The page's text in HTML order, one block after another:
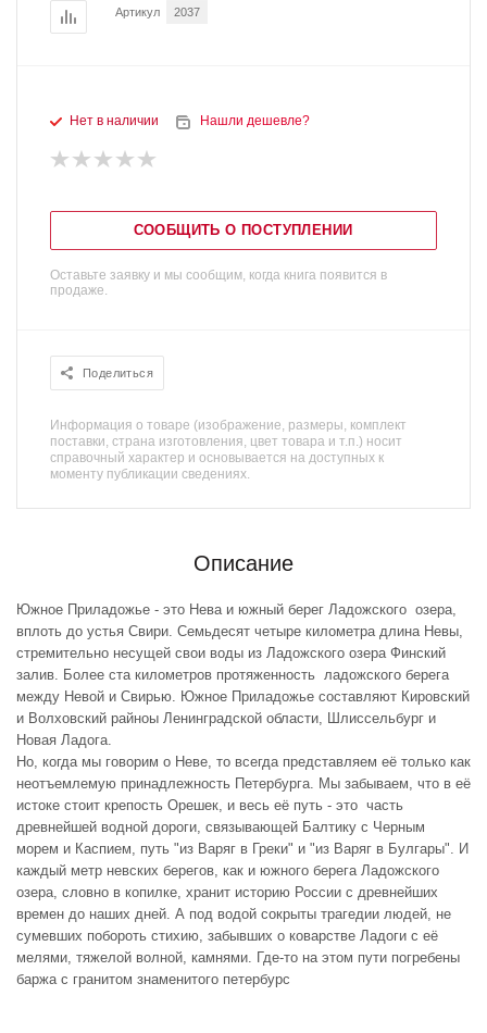
Артикул 2037
Нет в наличии Нашли дешевле?
СООБЩИТЬ О ПОСТУПЛЕНИИ
Оставьте заявку и мы сообщим, когда книга появится в
продаже.
Поделиться
Информация о товаре (изображение, размеры, комплект
поставки, страна изготовления, цвет товара и т.п.) носит
справочный характер и основывается на доступных к
моменту публикации сведениях.
Описание
Южное Приладожье - это Нева и южный берег Ладожского озера,
вплоть до устья Свири. Семьдесят четыре километра длина Невы,
стремительно несущей свои воды из Ладожского озера Финский
залив. Более ста километров протяженность ладожского берега
между Невой и Свирью. Южное Приладожье составляют Кировский
и Волховский райноы Ленинградской области, Шлиссельбург и
Новая Ладога.
Но, когда мы говорим о Неве, то всегда представляем её только как
неотъемлемую принадлежность Петербурга. Мы забываем, что в её
истоке стоит крепость Орешек, и весь её путь - это часть
древнейшей водной дороги, связывающей Балтику с Черным
морем и Каспием, путь "из Варяг в Греки" и "из Варяг в Булгары". И
каждый метр невских берегов, как и южного берега Ладожского
озера, словно в копилке, хранит историю России с древнейших
времен до наших дней. А под водой сокрыты трагедии людей, не
сумевших побороть стихию, забывших о коварстве Ладоги с её
мелями, тяжелой волной, камнями. Где-то на этом пути погребены
баржа с гранитом знаменитого петербурс